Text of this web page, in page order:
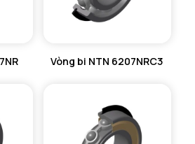
Vòng bi NTN 6207NRC3